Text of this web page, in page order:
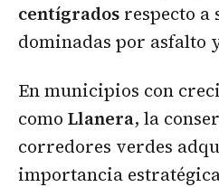
centígrados respecto a
dominadas por asfalto
En municipios con
como Llanera, la
corredores verdes
importancia